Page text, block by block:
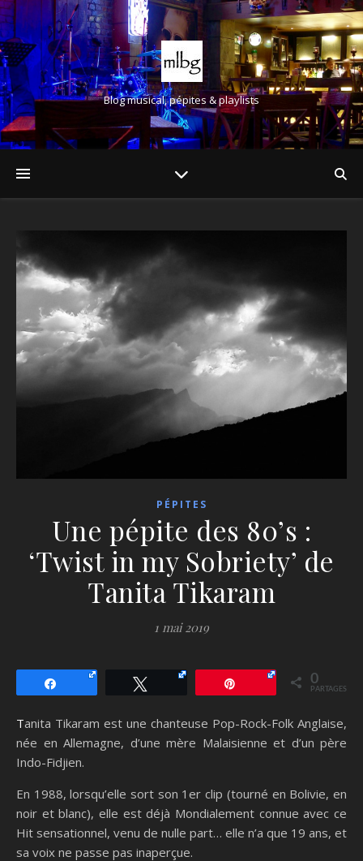
Blog musical, pépites & playlists
PÉPITES
Une pépite des 80’s :
‘Twist in my Sobriety’ de
Tanita Tikaram
1 mai 2019
0
PARTAGES
Tanita Tikaram est une chanteuse Pop-Rock-Folk Anglaise,
née en Allemagne, d’une mère Malaisienne et d’un père
Indo-Fidjien.
En 1988, lorsqu’elle sort son 1er clip (tourné en Bolivie, en
noir et blanc), elle est déjà Mondialement connue avec ce
Hit sensationnel, venu de nulle part… elle n’a que 19 ans, et
sa voix ne passe pas inaperçue.